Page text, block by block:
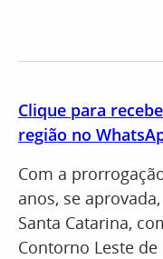
Clique para
região no
Com a
anos, se
Santa Catarina,
Contorno Leste